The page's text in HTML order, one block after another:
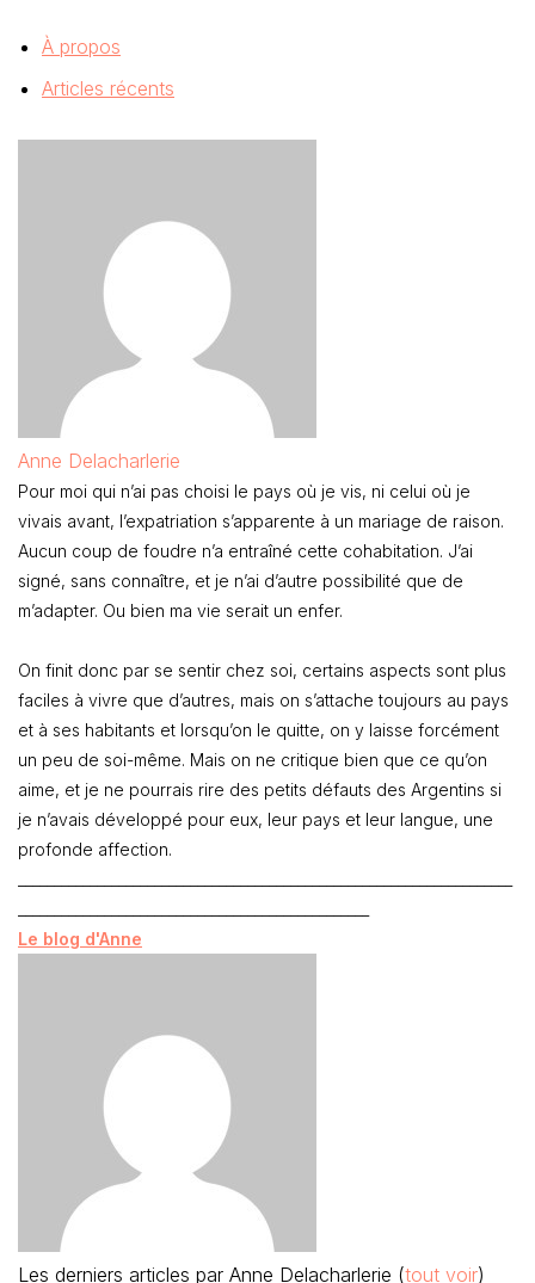
À propos
Articles récents
Anne Delacharlerie
Pour moi qui n’ai pas choisi le pays où je vis, ni celui où je
vivais avant, l’expatriation s’apparente à un mariage de raison.
Aucun coup de foudre n’a entraîné cette cohabitation. J’ai
signé, sans connaître, et je n’ai d’autre possibilité que de
m’adapter. Ou bien ma vie serait un enfer.
On finit donc par se sentir chez soi, certains aspects sont plus
faciles à vivre que d’autres, mais on s’attache toujours au pays
et à ses habitants et lorsqu’on le quitte, on y laisse forcément
un peu de soi-même. Mais on ne critique bien que ce qu’on
aime, et je ne pourrais rire des petits défauts des Argentins si
je n’avais développé pour eux, leur pays et leur langue, une
profonde affection.
Le blog d'Anne
Les derniers articles par Anne Delacharlerie (tout voir)